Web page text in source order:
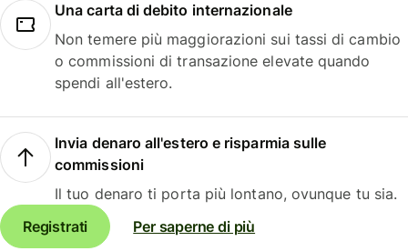
Una carta di debito internazionale
Non temere più maggiorazioni sui tassi di cambio
o commissioni di transazione elevate quando
spendi all'estero.
Invia denaro all'estero e risparmia sulle
commissioni
Il tuo denaro ti porta più lontano, ovunque tu sia.
Registrati
Per saperne di più